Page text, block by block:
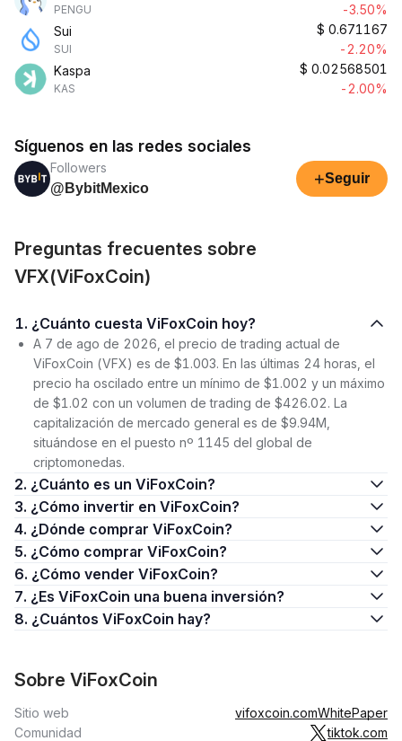
PENGU
-3.50%
Sui
SUI
$ 0.671167
-2.20%
Kaspa
KAS
$ 0.02568501
-2.00%
Síguenos en las redes sociales
Followers
@BybitMexico
+Seguir
Preguntas frecuentes sobre
VFX(ViFoxCoin)
1. ¿Cuánto cuesta ViFoxCoin hoy?
A 7 de ago de 2026, el precio de trading actual de
ViFoxCoin (VFX) es de $1.003. En las últimas 24 horas, el
precio ha oscilado entre un mínimo de $1.002 y un máximo
de $1.02 con un volumen de trading de $426.02. La
capitalización de mercado general es de $9.94M,
situándose en el puesto nº 1145 del global de
criptomonedas.
2. ¿Cuánto es un ViFoxCoin?
3. ¿Cómo invertir en ViFoxCoin?
4. ¿Dónde comprar ViFoxCoin?
5. ¿Cómo comprar ViFoxCoin?
6. ¿Cómo vender ViFoxCoin?
7. ¿Es ViFoxCoin una buena inversión?
8. ¿Cuántos ViFoxCoin hay?
Sobre ViFoxCoin
Sitio web vifoxcoin.comWhitePaper
Comunidad
tiktok.com